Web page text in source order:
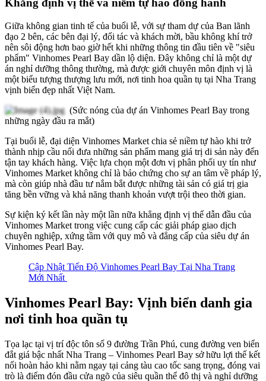
Khẳng định vị thế và niềm tự hào đồng hành
Giữa không gian tinh tế của buổi lễ, với sự tham dự của Ban lãnh
đạo 2 bên, các bên đại lý, đối tác và khách mời, bầu không khí trở
nên sôi động hơn bao giờ hết khi những thông tin đầu tiên về "siêu
phẩm" Vinhomes Pearl Bay dần lộ diện. Đây không chỉ là một dự
án nghỉ dưỡng thông thường, mà được giới chuyên môn định vị là
một biểu tượng thượng lưu mới, nơi tinh hoa quần tụ tại Nha Trang
vịnh biển đẹp nhất Việt Nam.
(Sức nóng của dự án Vinhomes Pearl Bay trong
những ngày đầu ra mắt)
Tại buổi lễ, đại diện Vinhomes Market chia sẻ niềm tự hào khi trở
thành nhịp cầu nối đưa những sản phẩm mang giá trị di sản này đến
tận tay khách hàng. Việc lựa chọn một đơn vị phân phối uy tín như
Vinhomes Market không chỉ là bảo chứng cho sự an tâm về pháp lý,
mà còn giúp nhà đầu tư nắm bắt được những tài sản có giá trị gia
tăng bền vững và khả năng thanh khoản vượt trội theo thời gian.
Sự kiện ký kết lần này một lần nữa khẳng định vị thế dẫn đầu của
Vinhomes Market trong việc cung cấp các giải pháp giao dịch
chuyên nghiệp, xứng tầm với quy mô và đẳng cấp của siêu dự án
Vinhomes Pearl Bay.
Cập Nhật Tiến Độ Vinhomes Pearl Bay Tại Nha Trang
Mới Nhất
Vinhomes Pearl Bay: Vịnh biển danh gia
nơi tinh hoa quần tụ
Tọa lạc tại vị trí độc tôn số 9 đường Trần Phú, cung đường ven biển
đắt giá bậc nhất Nha Trang – Vinhomes Pearl Bay sở hữu lợi thế kết
nối hoàn hảo khi nằm ngay tại cảng tàu cao tốc sang trọng, đóng vai
trò là điểm đón đầu cửa ngõ của siêu quần thể đô thị và nghỉ dưỡng